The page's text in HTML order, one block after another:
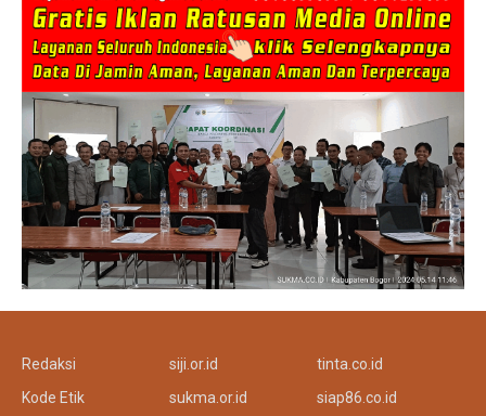
Redaksi
Kode Etik
siji.or.id
sukma.or.id
tinta.co.id
siap86.co.id